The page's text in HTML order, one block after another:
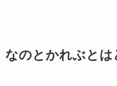
なのとかれぶとは